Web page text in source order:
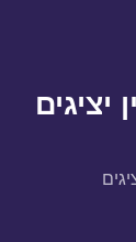
יציגים